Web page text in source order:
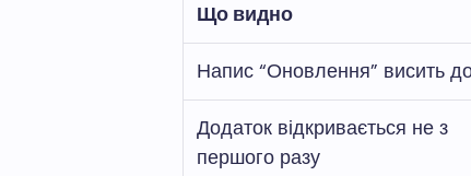
Що видно
Напис “Оновлення” висить
Додаток відкривається не з
першого разу